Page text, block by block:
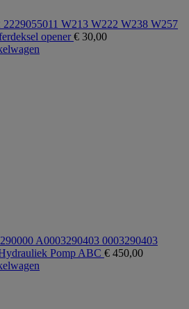
W213 W222 W238 W257
opener€ 30,00
A0003290403 0003290403
Pomp ABC € 450,00